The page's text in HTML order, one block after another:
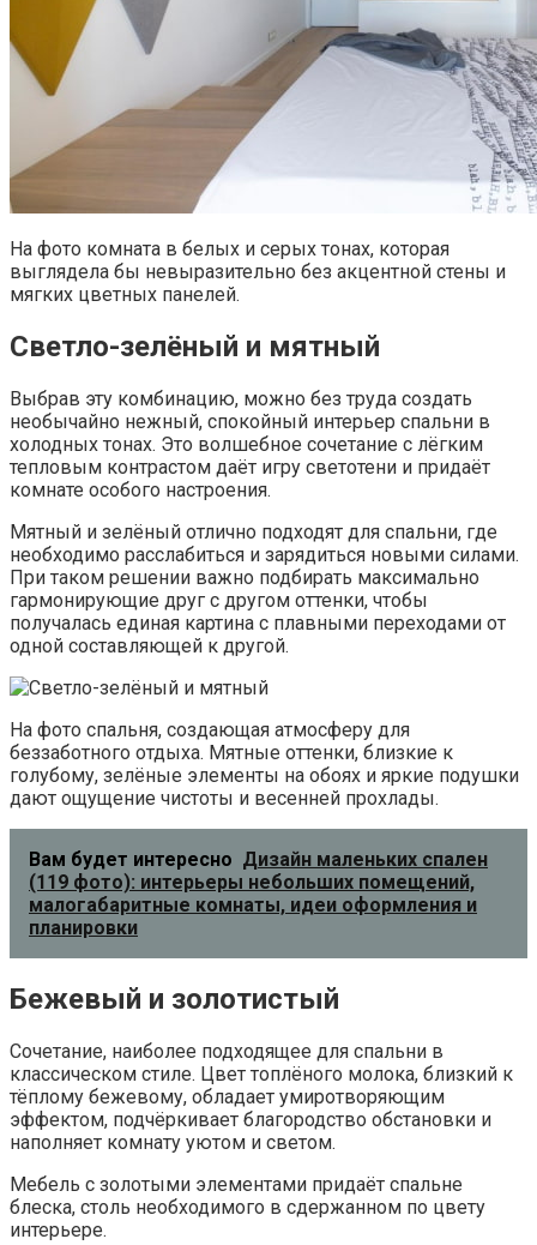
На фото комната в белых и серых тонах, которая
выглядела бы невыразительно без акцентной стены и
мягких цветных панелей.
Светло-зелёный и мятный
Выбрав эту комбинацию, можно без труда создать
необычайно нежный, спокойный интерьер спальни в
холодных тонах. Это волшебное сочетание с лёгким
тепловым контрастом даёт игру светотени и придаёт
комнате особого настроения.
Мятный и зелёный отлично подходят для спальни, где
необходимо расслабиться и зарядиться новыми силами.
При таком решении важно подбирать максимально
гармонирующие друг с другом оттенки, чтобы
получалась единая картина с плавными переходами от
одной составляющей к другой.
На фото спальня, создающая атмосферу для
беззаботного отдыха. Мятные оттенки, близкие к
голубому, зелёные элементы на обоях и яркие подушки
дают ощущение чистоты и весенней прохлады.
Вам будет интересно Дизайн маленьких спален
(119 фото): интерьеры небольших помещений,
малогабаритные комнаты, идеи оформления и
планировки
Бежевый и золотистый
Сочетание, наиболее подходящее для спальни в
классическом стиле. Цвет топлёного молока, близкий к
тёплому бежевому, обладает умиротворяющим
эффектом, подчёркивает благородство обстановки и
наполняет комнату уютом и светом.
Мебель с золотыми элементами придаёт спальне
блеска, столь необходимого в сдержанном по цвету
интерьере.